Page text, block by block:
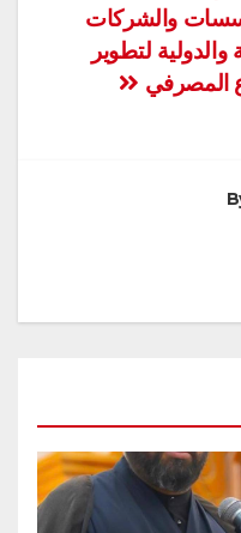
والشركات
والدولية لتطوير
المصرفي